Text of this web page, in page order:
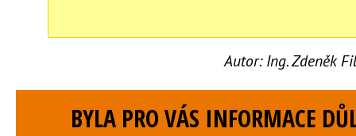
Autor: Ing. Zdeněk
BYLA PRO VÁS INFORMACE